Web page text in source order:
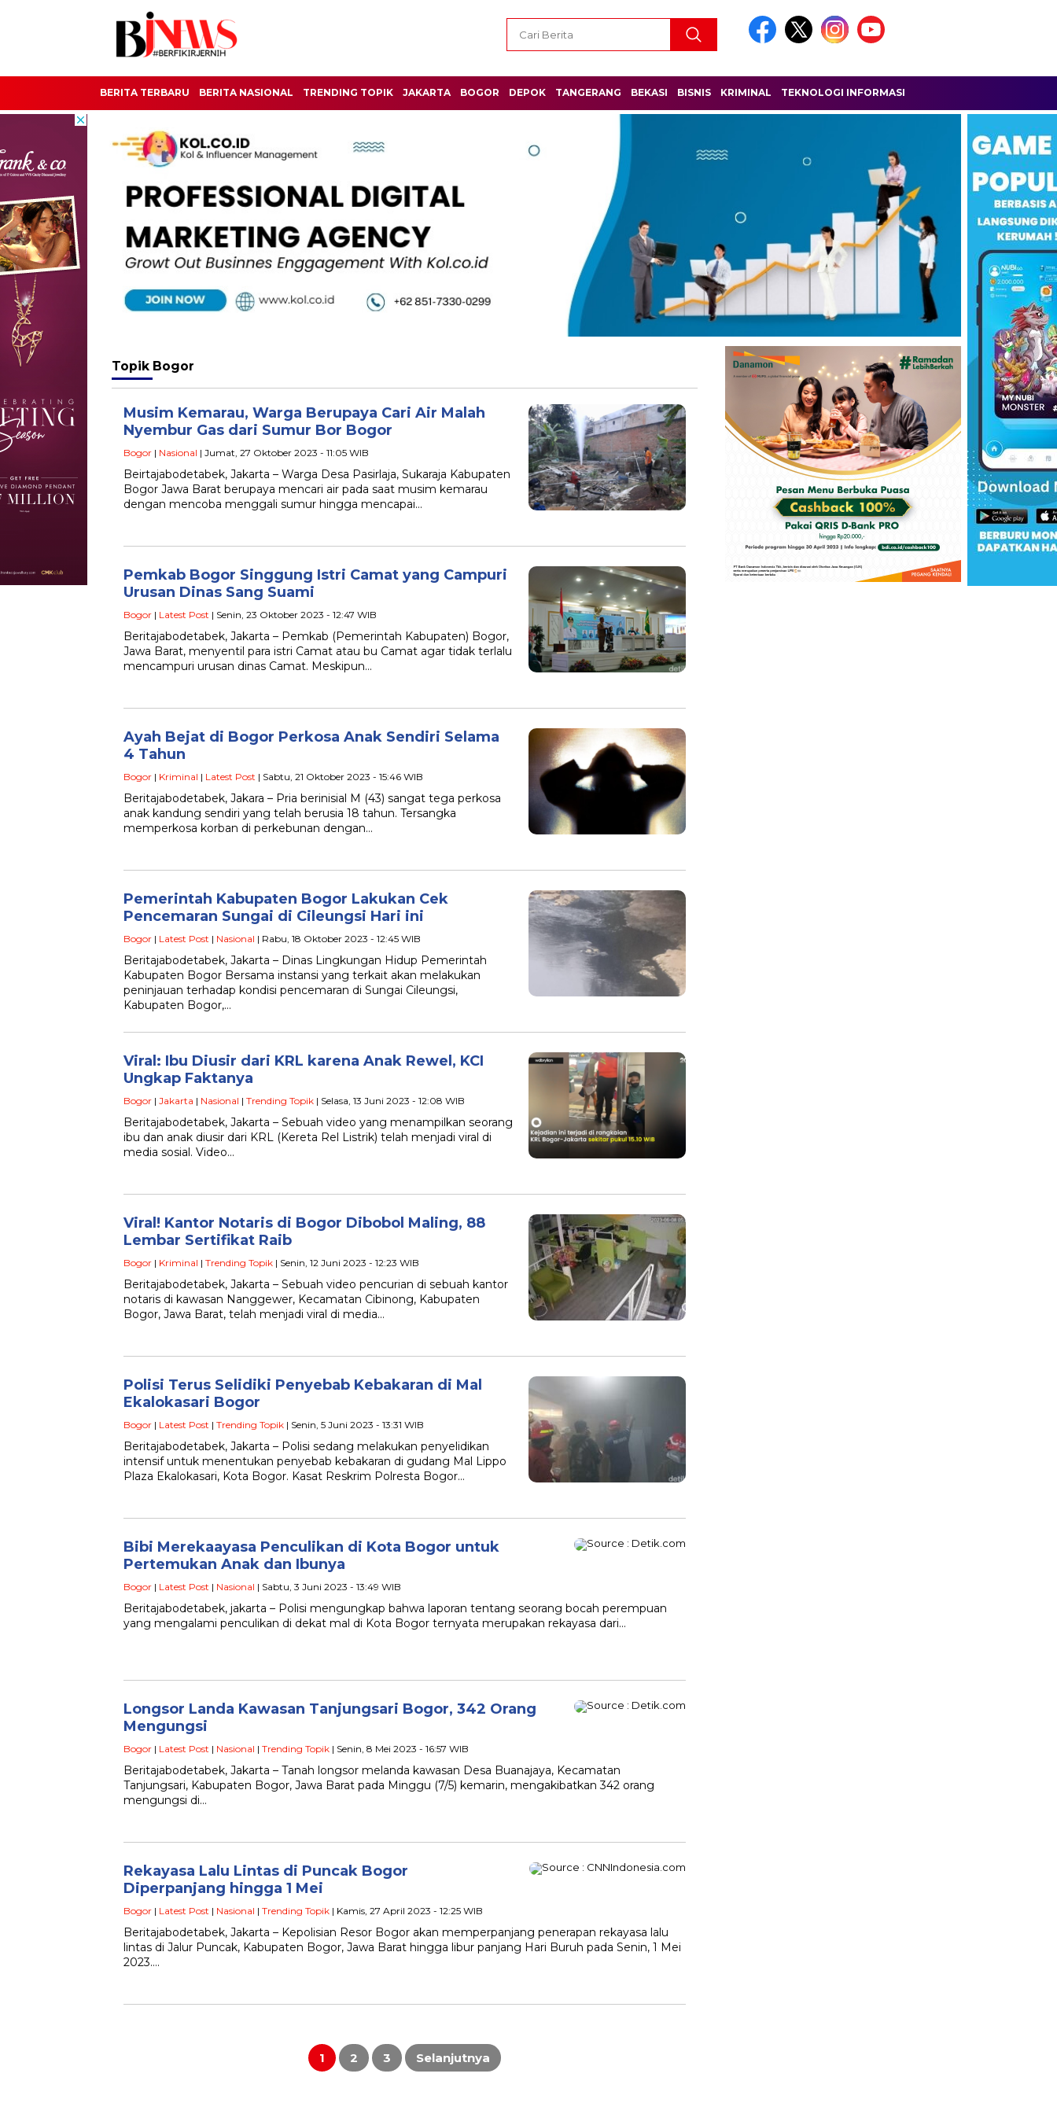
BERITA TERBARU BERITA NASIONAL TRENDING TOPIK JAKARTA BOGOR DEPOK TANGERANG BEKASI BISNIS KRIMINAL TEKNOLOGI INFORMASI
Topik Bogor
Musim Kemarau, Warga Berupaya Cari Air Malah
Nyembur Gas dari Sumur Bor Bogor
Bogor | Nasional | Jumat, 27 Oktober 2023 - 11:05 WIB
Beirtajabodetabek, Jakarta – Warga Desa Pasirlaja, Sukaraja Kabupaten
Bogor Jawa Barat berupaya mencari air pada saat musim kemarau
dengan mencoba menggali sumur hingga mencapai…
Pemkab Bogor Singgung Istri Camat yang Campuri
Urusan Dinas Sang Suami
Bogor | Latest Post | Senin, 23 Oktober 2023 - 12:47 WIB
Beritajabodetabek, Jakarta – Pemkab (Pemerintah Kabupaten) Bogor,
Jawa Barat, menyentil para istri Camat atau bu Camat agar tidak terlalu
mencampuri urusan dinas Camat. Meskipun…
Ayah Bejat di Bogor Perkosa Anak Sendiri Selama
4 Tahun
Bogor | Kriminal | Latest Post | Sabtu, 21 Oktober 2023 - 15:46 WIB
Beritajabodetabek, Jakara – Pria berinisial M (43) sangat tega perkosa
anak kandung sendiri yang telah berusia 18 tahun. Tersangka
memperkosa korban di perkebunan dengan…
Pemerintah Kabupaten Bogor Lakukan Cek
Pencemaran Sungai di Cileungsi Hari ini
Bogor | Latest Post | Nasional | Rabu, 18 Oktober 2023 - 12:45 WIB
Beritajabodetabek, Jakarta – Dinas Lingkungan Hidup Pemerintah
Kabupaten Bogor Bersama instansi yang terkait akan melakukan
peninjauan terhadap kondisi pencemaran di Sungai Cileungsi,
Kabupaten Bogor,…
Viral: Ibu Diusir dari KRL karena Anak Rewel, KCI
Ungkap Faktanya
Bogor | Jakarta | Nasional | Trending Topik | Selasa, 13 Juni 2023 - 12:08 WIB
Beritajabodetabek, Jakarta – Sebuah video yang menampilkan seorang
ibu dan anak diusir dari KRL (Kereta Rel Listrik) telah menjadi viral di
media sosial. Video…
Viral! Kantor Notaris di Bogor Dibobol Maling, 88
Lembar Sertifikat Raib
Bogor | Kriminal | Trending Topik | Senin, 12 Juni 2023 - 12:23 WIB
Beritajabodetabek, Jakarta – Sebuah video pencurian di sebuah kantor
notaris di kawasan Nanggewer, Kecamatan Cibinong, Kabupaten
Bogor, Jawa Barat, telah menjadi viral di media…
Polisi Terus Selidiki Penyebab Kebakaran di Mal
Ekalokasari Bogor
Bogor | Latest Post | Trending Topik | Senin, 5 Juni 2023 - 13:31 WIB
Beritajabodetabek, Jakarta – Polisi sedang melakukan penyelidikan
intensif untuk menentukan penyebab kebakaran di gudang Mal Lippo
Plaza Ekalokasari, Kota Bogor. Kasat Reskrim Polresta Bogor…
Bibi Merekaayasa Penculikan di Kota Bogor untuk
Pertemukan Anak dan Ibunya
Bogor | Latest Post | Nasional | Sabtu, 3 Juni 2023 - 13:49 WIB
Beritajabodetabek, jakarta – Polisi mengungkap bahwa laporan tentang seorang bocah perempuan
yang mengalami penculikan di dekat mal di Kota Bogor ternyata merupakan rekayasa dari…
Longsor Landa Kawasan Tanjungsari Bogor, 342 Orang
Mengungsi
Bogor | Latest Post | Nasional | Trending Topik | Senin, 8 Mei 2023 - 16:57 WIB
Beritajabodetabek, Jakarta – Tanah longsor melanda kawasan Desa Buanajaya, Kecamatan
Tanjungsari, Kabupaten Bogor, Jawa Barat pada Minggu (7/5) kemarin, mengakibatkan 342 orang
mengungsi di…
Rekayasa Lalu Lintas di Puncak Bogor
Diperpanjang hingga 1 Mei
Bogor | Latest Post | Nasional | Trending Topik | Kamis, 27 April 2023 - 12:25 WIB
Beritajabodetabek, Jakarta – Kepolisian Resor Bogor akan memperpanjang penerapan rekayasa lalu
lintas di Jalur Puncak, Kabupaten Bogor, Jawa Barat hingga libur panjang Hari Buruh pada Senin, 1 Mei
2023….
1 2 3 Selanjutnya